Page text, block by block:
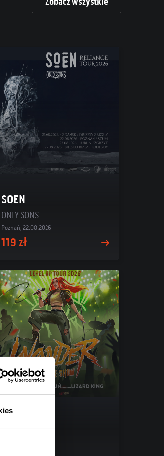
SOEN
ONLY SONS
Poznań, 22.08.2026
119 zł